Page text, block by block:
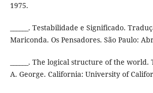
1975.
______. Testabilidade e Significado.
Mariconda. Os Pensadores. São Paulo:
______. The logical structure of the
A. George. California: University of